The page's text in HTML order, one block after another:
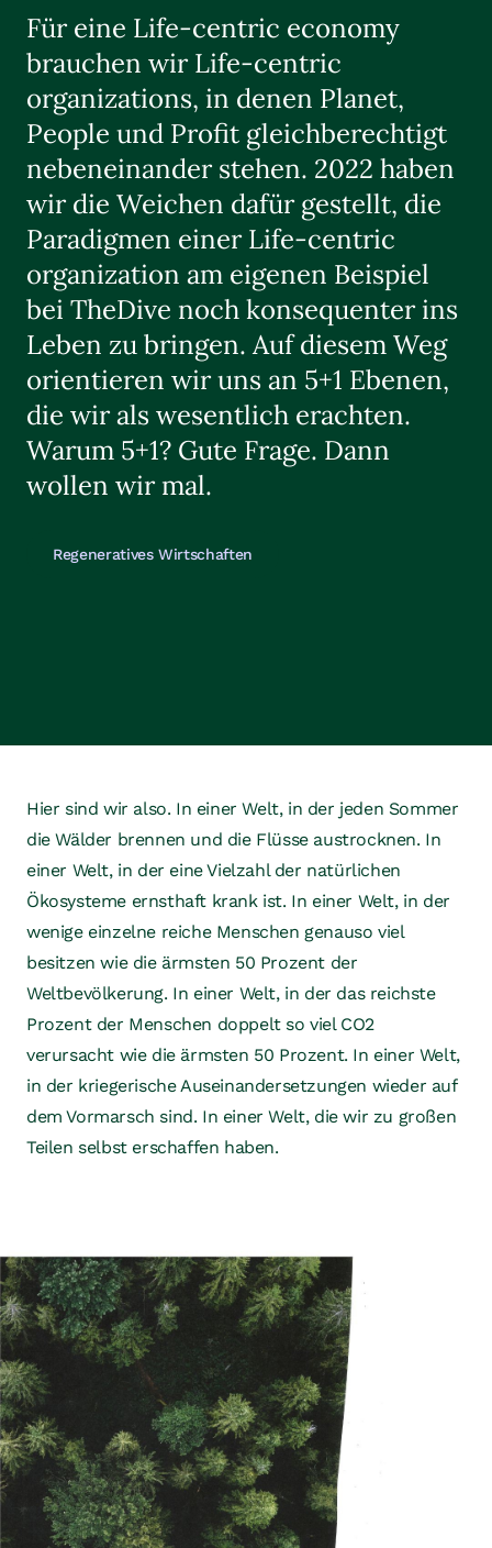
Für eine Life-centric economy
brauchen wir Life-centric
organizations, in denen Planet,
People und Profit gleichberechtigt
nebeneinander stehen. 2022 haben
wir die Weichen dafür gestellt, die
Paradigmen einer Life-centric
organization am eigenen Beispiel
bei TheDive noch konsequenter ins
Leben zu bringen. Auf diesem Weg
orientieren wir uns an 5+1 Ebenen,
die wir als wesentlich erachten.
Warum 5+1? Gute Frage. Dann
wollen wir mal.
Regeneratives Wirtschaften
Hier sind wir also. In einer Welt, in der jeden Sommer
die Wälder brennen und die Flüsse austrocknen. In
einer Welt, in der eine Vielzahl der natürlichen
Ökosysteme ernsthaft krank ist. In einer Welt, in der
wenige einzelne reiche Menschen genauso viel
besitzen wie die ärmsten 50 Prozent der
Weltbevölkerung. In einer Welt, in der das reichste
Prozent der Menschen doppelt so viel CO2
verursacht wie die ärmsten 50 Prozent. In einer Welt,
in der kriegerische Auseinandersetzungen wieder auf
dem Vormarsch sind. In einer Welt, die wir zu großen
Teilen selbst erschaffen haben.